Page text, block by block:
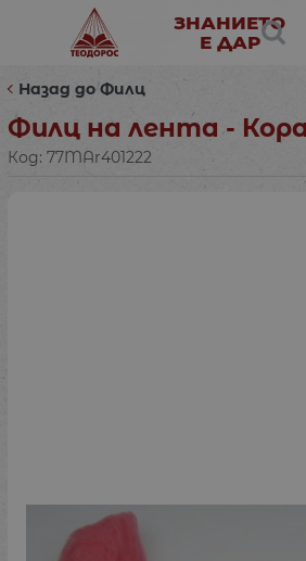
ЗНАНИЕТО
Е ДАР
Назад до Филц
Филц на лента -
Код: 77MAr401222